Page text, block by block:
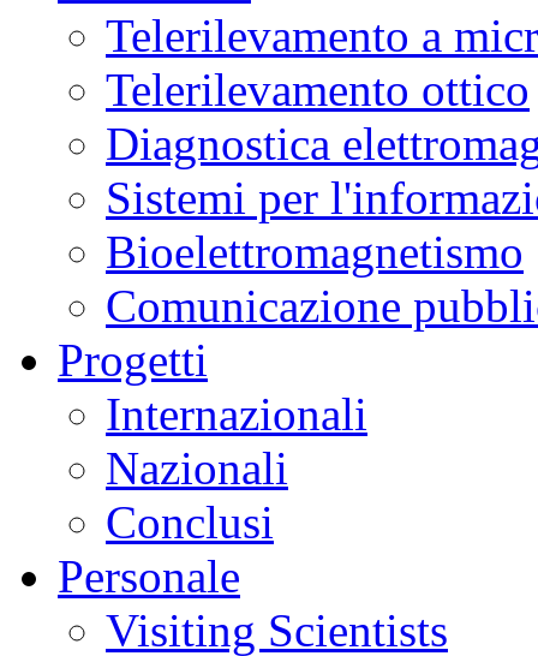
Telerilevamento a
Telerilevamento ottico
Diagnostica
Sistemi per
Bioelettromagnetismo
Comunicazione
Progetti
Internazionali
Nazionali
Conclusi
Personale
Visiting Scientists